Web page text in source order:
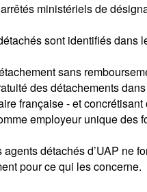
ministériels de
sont identifiés dans
sans
des détachements
française - et
employeur unique des
agents détachés d’UAP ne
pour ce qui les concerne.